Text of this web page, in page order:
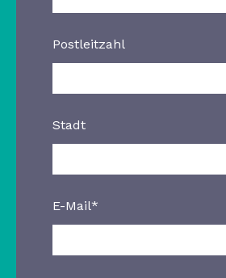
Postleitzahl
Stadt
E-Mail*